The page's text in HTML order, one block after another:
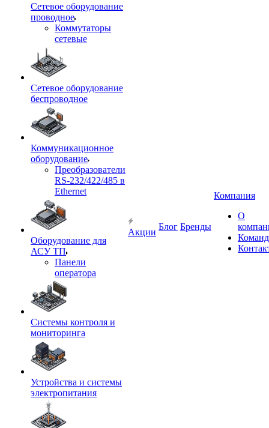
Сетевое оборудование
проводное
Коммутаторы
сетевые
Сетевое оборудование
беспроводное
Коммуникационное
оборудование
Преобразователи
RS-232/422/485 в
Ethernet
Оборудование для
АСУ ТП
Панели
оператора
Системы контроля и
мониторинга
Устройства и системы
электропитания
Акции
Блог Бренды
Компания
О